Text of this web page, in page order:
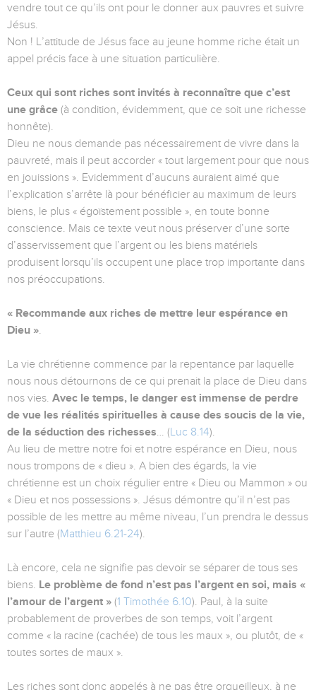
vendre tout ce qu’ils ont pour le donner aux pauvres et suivre
Jésus.
Non ! L’attitude de Jésus face au jeune homme riche était un
appel précis face à une situation particulière.
Ceux qui sont riches sont invités à reconnaître que c’est
une grâce (à condition, évidemment, que ce soit une richesse
honnête).
Dieu ne nous demande pas nécessairement de vivre dans la
pauvreté, mais il peut accorder « tout largement pour que nous
en jouissions ». Evidemment d’aucuns auraient aimé que
l’explication s’arrête là pour bénéficier au maximum de leurs
biens, le plus « égoïstement possible », en toute bonne
conscience. Mais ce texte veut nous préserver d’une sorte
d’asservissement que l’argent ou les biens matériels
produisent lorsqu’ils occupent une place trop importante dans
nos préoccupations.
« Recommande aux riches de mettre leur espérance en
Dieu ».
La vie chrétienne commence par la repentance par laquelle
nous nous détournons de ce qui prenait la place de Dieu dans
nos vies. Avec le temps, le danger est immense de perdre
de vue les réalités spirituelles à cause des soucis de la vie,
de la séduction des richesses… (Luc 8.14).
Au lieu de mettre notre foi et notre espérance en Dieu, nous
nous trompons de « dieu ». A bien des égards, la vie
chrétienne est un choix régulier entre « Dieu ou Mammon » ou
« Dieu et nos possessions ». Jésus démontre qu’il n’est pas
possible de les mettre au même niveau, l’un prendra le dessus
sur l’autre (Matthieu 6.21-24).
Là encore, cela ne signifie pas devoir se séparer de tous ses
biens. Le problème de fond n’est pas l’argent en soi, mais «
l’amour de l’argent » (1 Timothée 6.10). Paul, à la suite
probablement de proverbes de son temps, voit l’argent
comme « la racine (cachée) de tous les maux », ou plutôt, de «
toutes sortes de maux ».
Les riches sont donc appelés à ne pas être orgueilleux, à ne